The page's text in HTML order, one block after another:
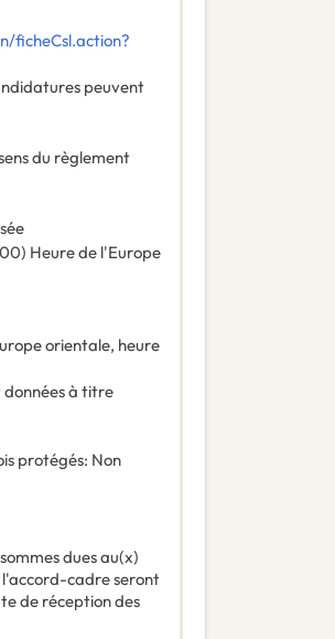
ficheCsl.action?
peuvent
du règlement
Heure de l'Europe
orientale, heure
à titre
protégés: Non
dues au(x)
cadre seront
de réception des